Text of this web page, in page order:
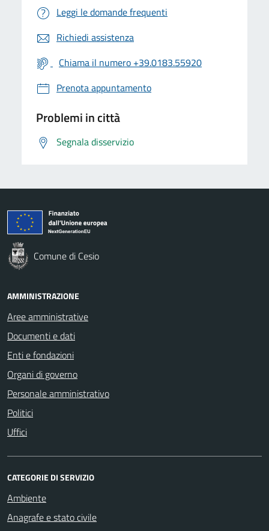
Leggi le domande frequenti
Richiedi assistenza
Chiama il numero +39.0183.55920
Prenota appuntamento
Problemi in città
Segnala disservizio
Comune di Cesio
AMMINISTRAZIONE
Aree amministrative
Documenti e dati
Enti e fondazioni
Organi di governo
Personale amministrativo
Politici
Uffici
CATEGORIE DI SERVIZIO
Ambiente
Anagrafe e stato civile